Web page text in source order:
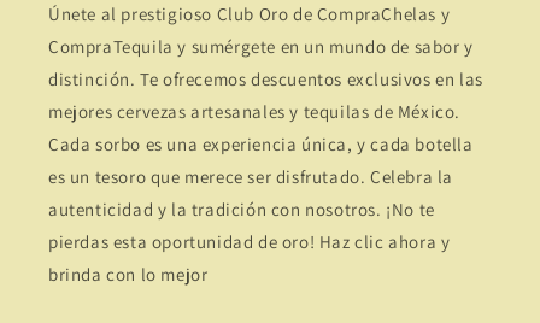
Únete al prestigioso Club Oro de CompraChelas y
CompraTequila y sumérgete en un mundo de sabor y
distinción. Te ofrecemos descuentos exclusivos en las
mejores cervezas artesanales y tequilas de México.
Cada sorbo es una experiencia única, y cada botella
es un tesoro que merece ser disfrutado. Celebra la
autenticidad y la tradición con nosotros. ¡No te
pierdas esta oportunidad de oro! Haz clic ahora y
brinda con lo mejor